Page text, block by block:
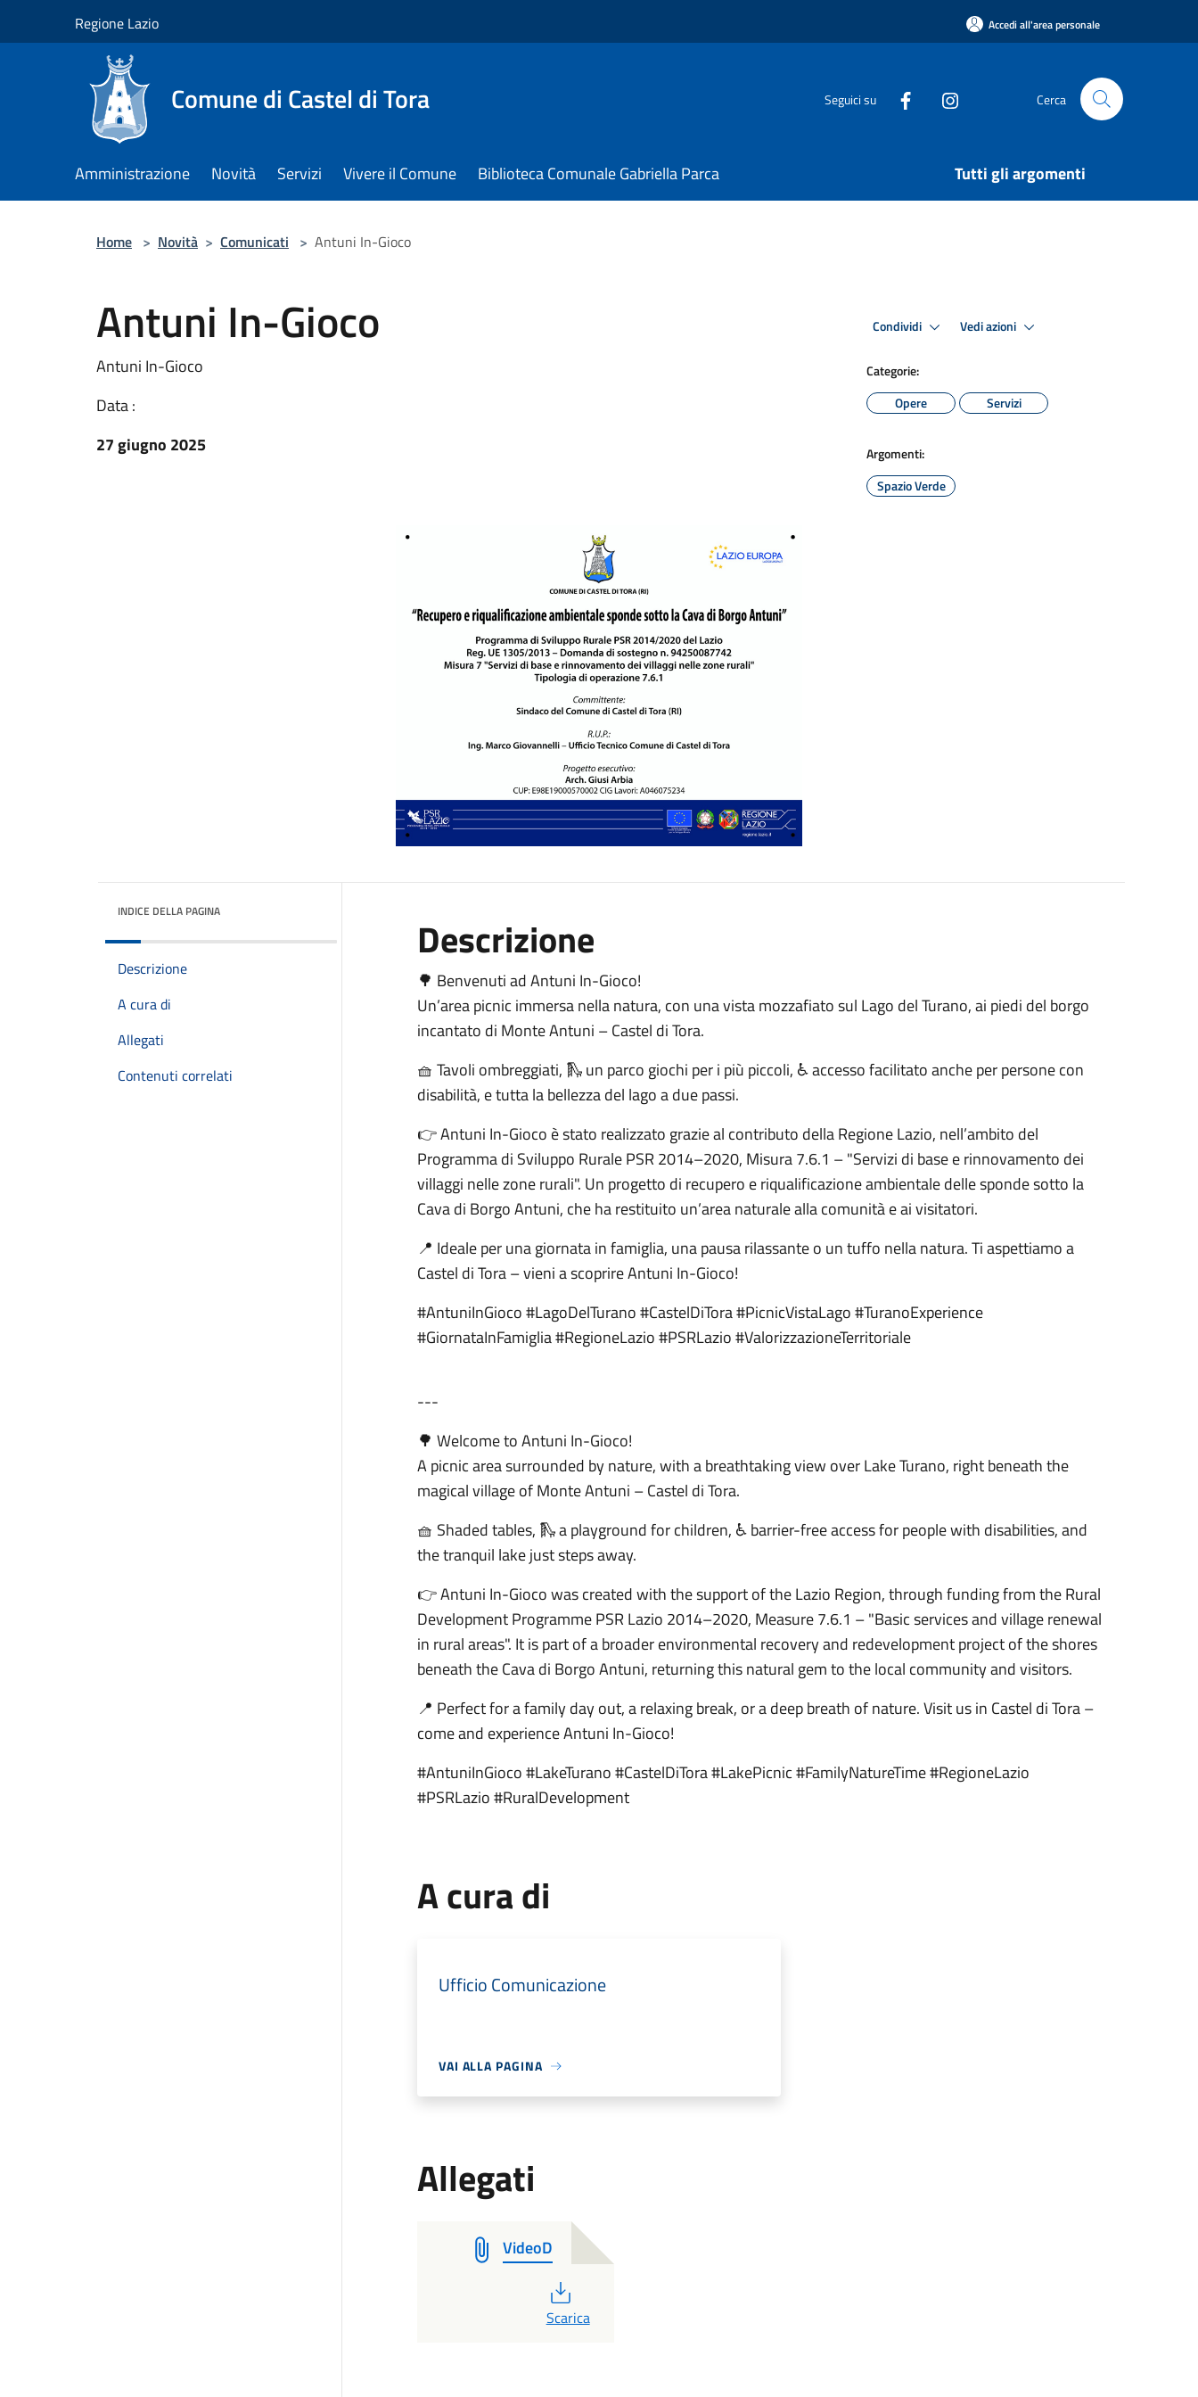
Regione Lazio Accedi all'area personale
Comune di Castel di Tora Seguici su Cerca
Amministrazione Novità Servizi Vivere il Comune Biblioteca Comunale Gabriella Parca Tutti gli argomenti
Home > Novità > Comunicati > Antuni In-Gioco
Antuni In-Gioco
Antuni In-Gioco
Data :
27 giugno 2025
Condividi Vedi azioni
Categorie:
Opere
Servizi
Argomenti:
Spazio Verde
INDICE DELLA PAGINA
Descrizione
A cura di
Allegati
Contenuti correlati
Descrizione
🌳 Benvenuti ad Antuni In-Gioco!
Un’area picnic immersa nella natura, con una vista mozzafiato sul Lago del Turano, ai piedi del borgo
incantato di Monte Antuni – Castel di Tora.
🧺 Tavoli ombreggiati, 🛝 un parco giochi per i più piccoli, ♿ accesso facilitato anche per persone con
disabilità, e tutta la bellezza del lago a due passi.
👉 Antuni In-Gioco è stato realizzato grazie al contributo della Regione Lazio, nell’ambito del
Programma di Sviluppo Rurale PSR 2014–2020, Misura 7.6.1 – "Servizi di base e rinnovamento dei
villaggi nelle zone rurali". Un progetto di recupero e riqualificazione ambientale delle sponde sotto la
Cava di Borgo Antuni, che ha restituito un’area naturale alla comunità e ai visitatori.
📍 Ideale per una giornata in famiglia, una pausa rilassante o un tuffo nella natura. Ti aspettiamo a
Castel di Tora – vieni a scoprire Antuni In-Gioco!
#AntuniInGioco #LagoDelTurano #CastelDiTora #PicnicVistaLago #TuranoExperience
#GiornataInFamiglia #RegioneLazio #PSRLazio #ValorizzazioneTerritoriale
---
🌳 Welcome to Antuni In-Gioco!
A picnic area surrounded by nature, with a breathtaking view over Lake Turano, right beneath the
magical village of Monte Antuni – Castel di Tora.
🧺 Shaded tables, 🛝 a playground for children, ♿ barrier-free access for people with disabilities, and
the tranquil lake just steps away.
👉 Antuni In-Gioco was created with the support of the Lazio Region, through funding from the Rural
Development Programme PSR Lazio 2014–2020, Measure 7.6.1 – "Basic services and village renewal
in rural areas". It is part of a broader environmental recovery and redevelopment project of the shores
beneath the Cava di Borgo Antuni, returning this natural gem to the local community and visitors.
📍 Perfect for a family day out, a relaxing break, or a deep breath of nature. Visit us in Castel di Tora –
come and experience Antuni In-Gioco!
#AntuniInGioco #LakeTurano #CastelDiTora #LakePicnic #FamilyNatureTime #RegioneLazio
#PSRLazio #RuralDevelopment
A cura di
Ufficio Comunicazione
VAI ALLA PAGINA
Allegati
VideoD
PDF
Scarica